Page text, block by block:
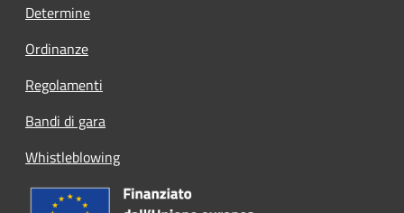
Determine
Ordinanze
Regolamenti
Bandi di gara
Whistleblowing